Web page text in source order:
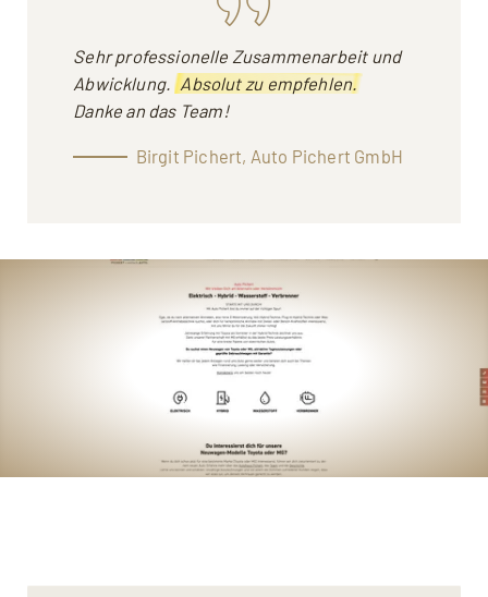
Sehr professionelle Zusammenarbeit und
Abwicklung. Absolut zu empfehlen.
Danke an das Team!
Birgit Pichert, Auto Pichert GmbH